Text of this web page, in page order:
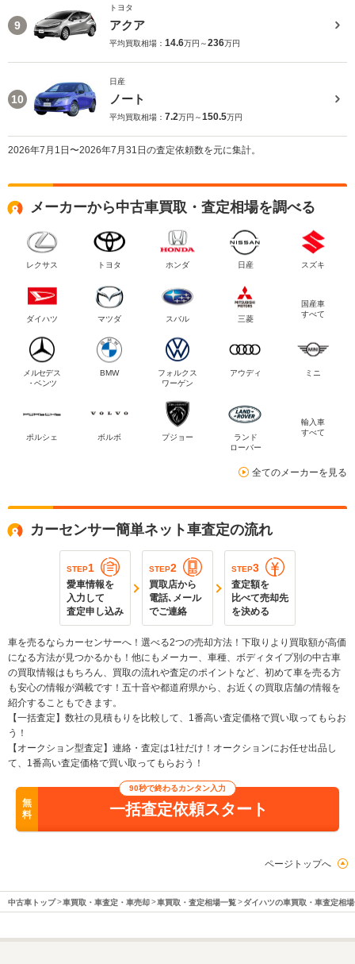
9
トヨタ
アクア
平均買取相場： 14.6万円～236万円
10
日産
ノート
平均買取相場： 7.2万円～150.5万円
2026年7月1日〜2026年7月31日の査定依頼数を元に集計。
メーカーから中古車買取・査定相場を調べる
レクサス トヨタ ホンダ 日産 スズキ
ダイハツ マツダ スバル 三菱
国産車
すべて
メルセデス
・ベンツ
BMW
フォルクス
ワーゲン
アウディ ミニ
ポルシェ ボルボ プジョー
ランド
ローバー
輸入車
すべて
全てのメーカーを見る
カーセンサー簡単ネット車査定の流れ
STEP1
愛車情報を
入力して
査定申し込み
STEP2
買取店から
電話､メール
でご連絡
STEP3
査定額を
比べて売却先
を決める
車を売るならカーセンサーへ！選べる2つの売却方法！下取りより買取額が高価
になる方法が見つかるかも！他にもメーカー、車種、ボディタイプ別の中古車
の買取情報はもちろん、買取の流れや査定のポイントなど、初めて車を売る方
も安心の情報が満載です！五十音や都道府県から、お近くの買取店舗の情報を
紹介することもできます。
【一括査定】数社の見積もりを比較して、1番高い査定価格で買い取ってもらお
う！
【オークション型査定】連絡・査定は1社だけ！オークションにお任せ出品し
て、1番高い査定価格で買い取ってもらおう！
無
料
90秒で終わるカンタン入力
一括査定依頼スタート
ページトップへ
中古車トップ 車買取・車査定・車売却 車買取・査定相場一覧 ダイハツの車買取・車査定相